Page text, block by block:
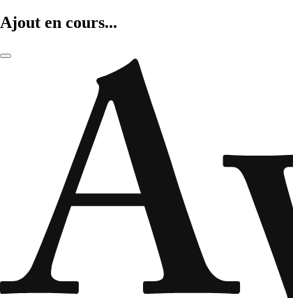
Ajout en cours...